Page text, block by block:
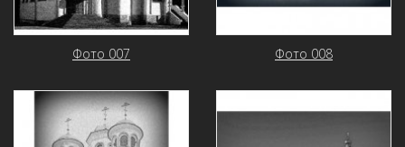
Фото 007 Фото 008